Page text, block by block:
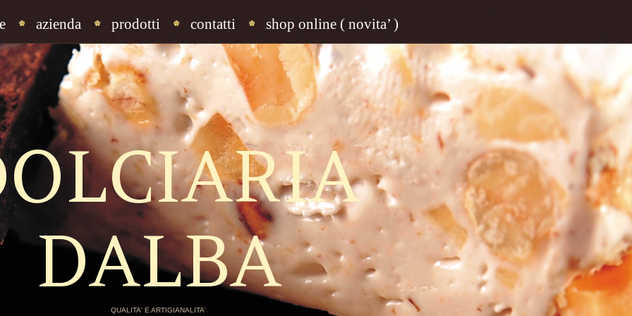
azienda prodotti contatti shop online ( novita’ )
DALBA
QUALITA' E ARTIGIANALITA'